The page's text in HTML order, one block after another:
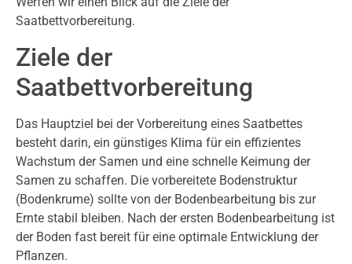
Saatbettvorbereitung.
Ziele der
Saatbettvorbereitung
Das Hauptziel bei der Vorbereitung eines Saatbettes
besteht darin, ein günstiges Klima für ein effizientes
Wachstum der Samen und eine schnelle Keimung der
Samen zu schaffen. Die vorbereitete Bodenstruktur
(Bodenkrume) sollte von der Bodenbearbeitung bis zur
Ernte stabil bleiben. Nach der ersten Bodenbearbeitung ist
der Boden fast bereit für eine optimale Entwicklung der
Pflanzen.